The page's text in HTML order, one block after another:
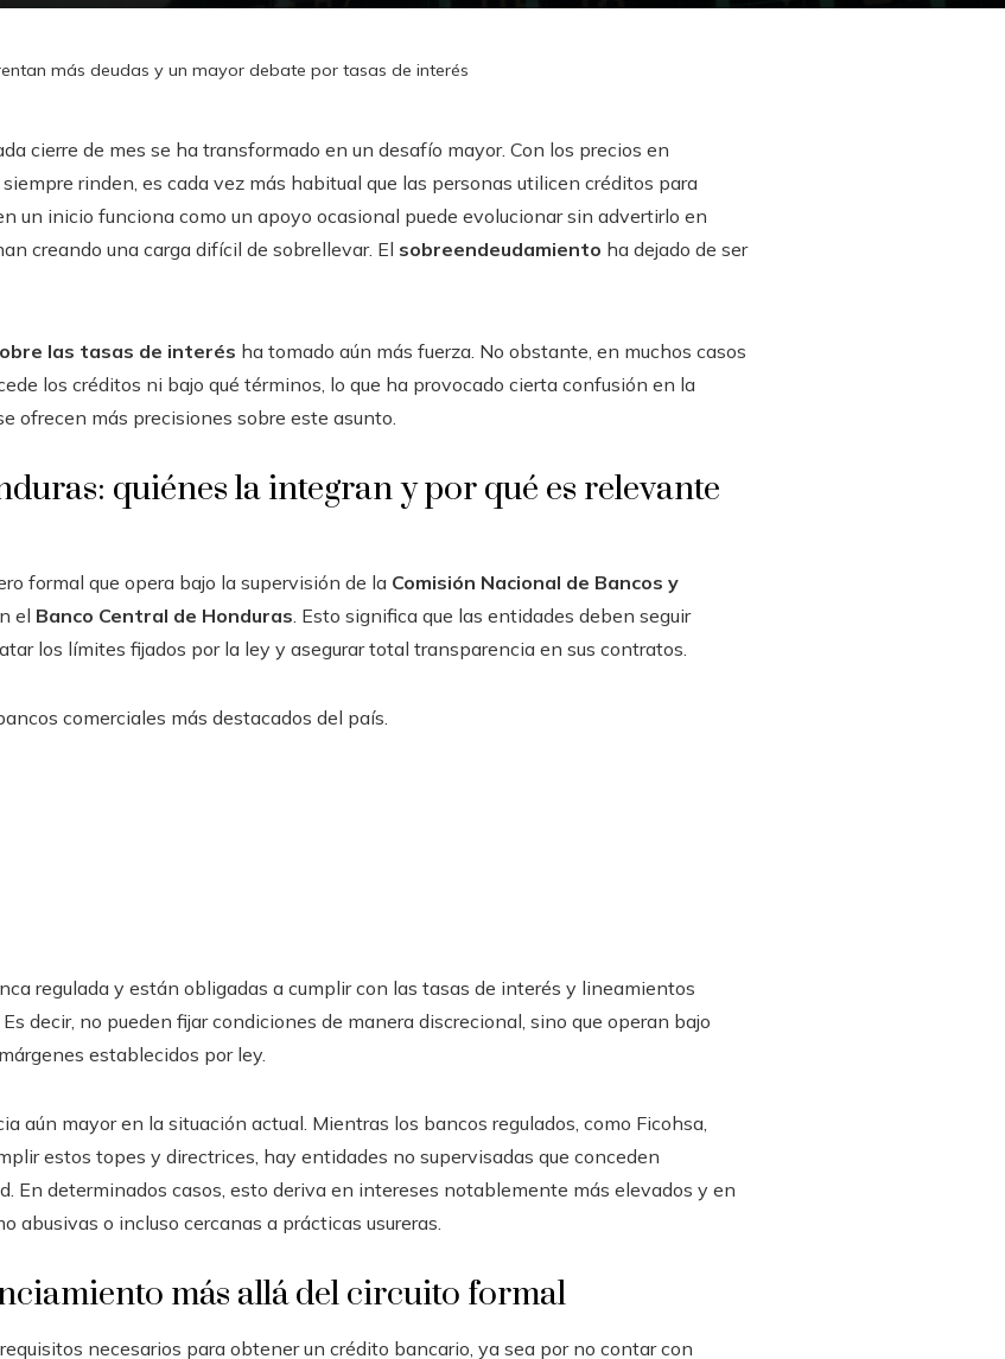
más deudas y un mayor debate por tasas de interés
cierre de mes se ha transformado en un desafío mayor. Con los precios en
rinden, es cada vez más habitual que las personas utilicen créditos para
un inicio funciona como un apoyo ocasional puede evolucionar sin advertirlo en
creando una carga difícil de sobrellevar. El sobreendeudamiento ha dejado de ser
las tasas de interés ha tomado aún más fuerza. No obstante, en muchos casos
los créditos ni bajo qué términos, lo que ha provocado cierta confusión en la
ofrecen más precisiones sobre este asunto.
quiénes la integran y por qué es relevante
formal que opera bajo la supervisión de la Comisión Nacional de Bancos y
el Banco Central de Honduras. Esto significa que las entidades deben seguir
los límites fijados por la ley y asegurar total transparencia en sus contratos.
comerciales más destacados del país.
regulada y están obligadas a cumplir con las tasas de interés y lineamientos
decir, no pueden fijar condiciones de manera discrecional, sino que operan bajo
establecidos por ley.
aún mayor en la situación actual. Mientras los bancos regulados, como Ficohsa,
estos topes y directrices, hay entidades no supervisadas que conceden
En determinados casos, esto deriva en intereses notablemente más elevados y en
abusivas o incluso cercanas a prácticas usureras.
más allá del circuito formal
necesarios para obtener un crédito bancario, ya sea por no contar con